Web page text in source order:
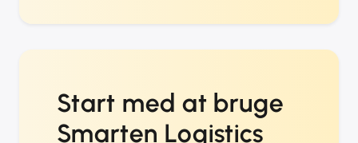
Start med at bruge
Smarten Logistics